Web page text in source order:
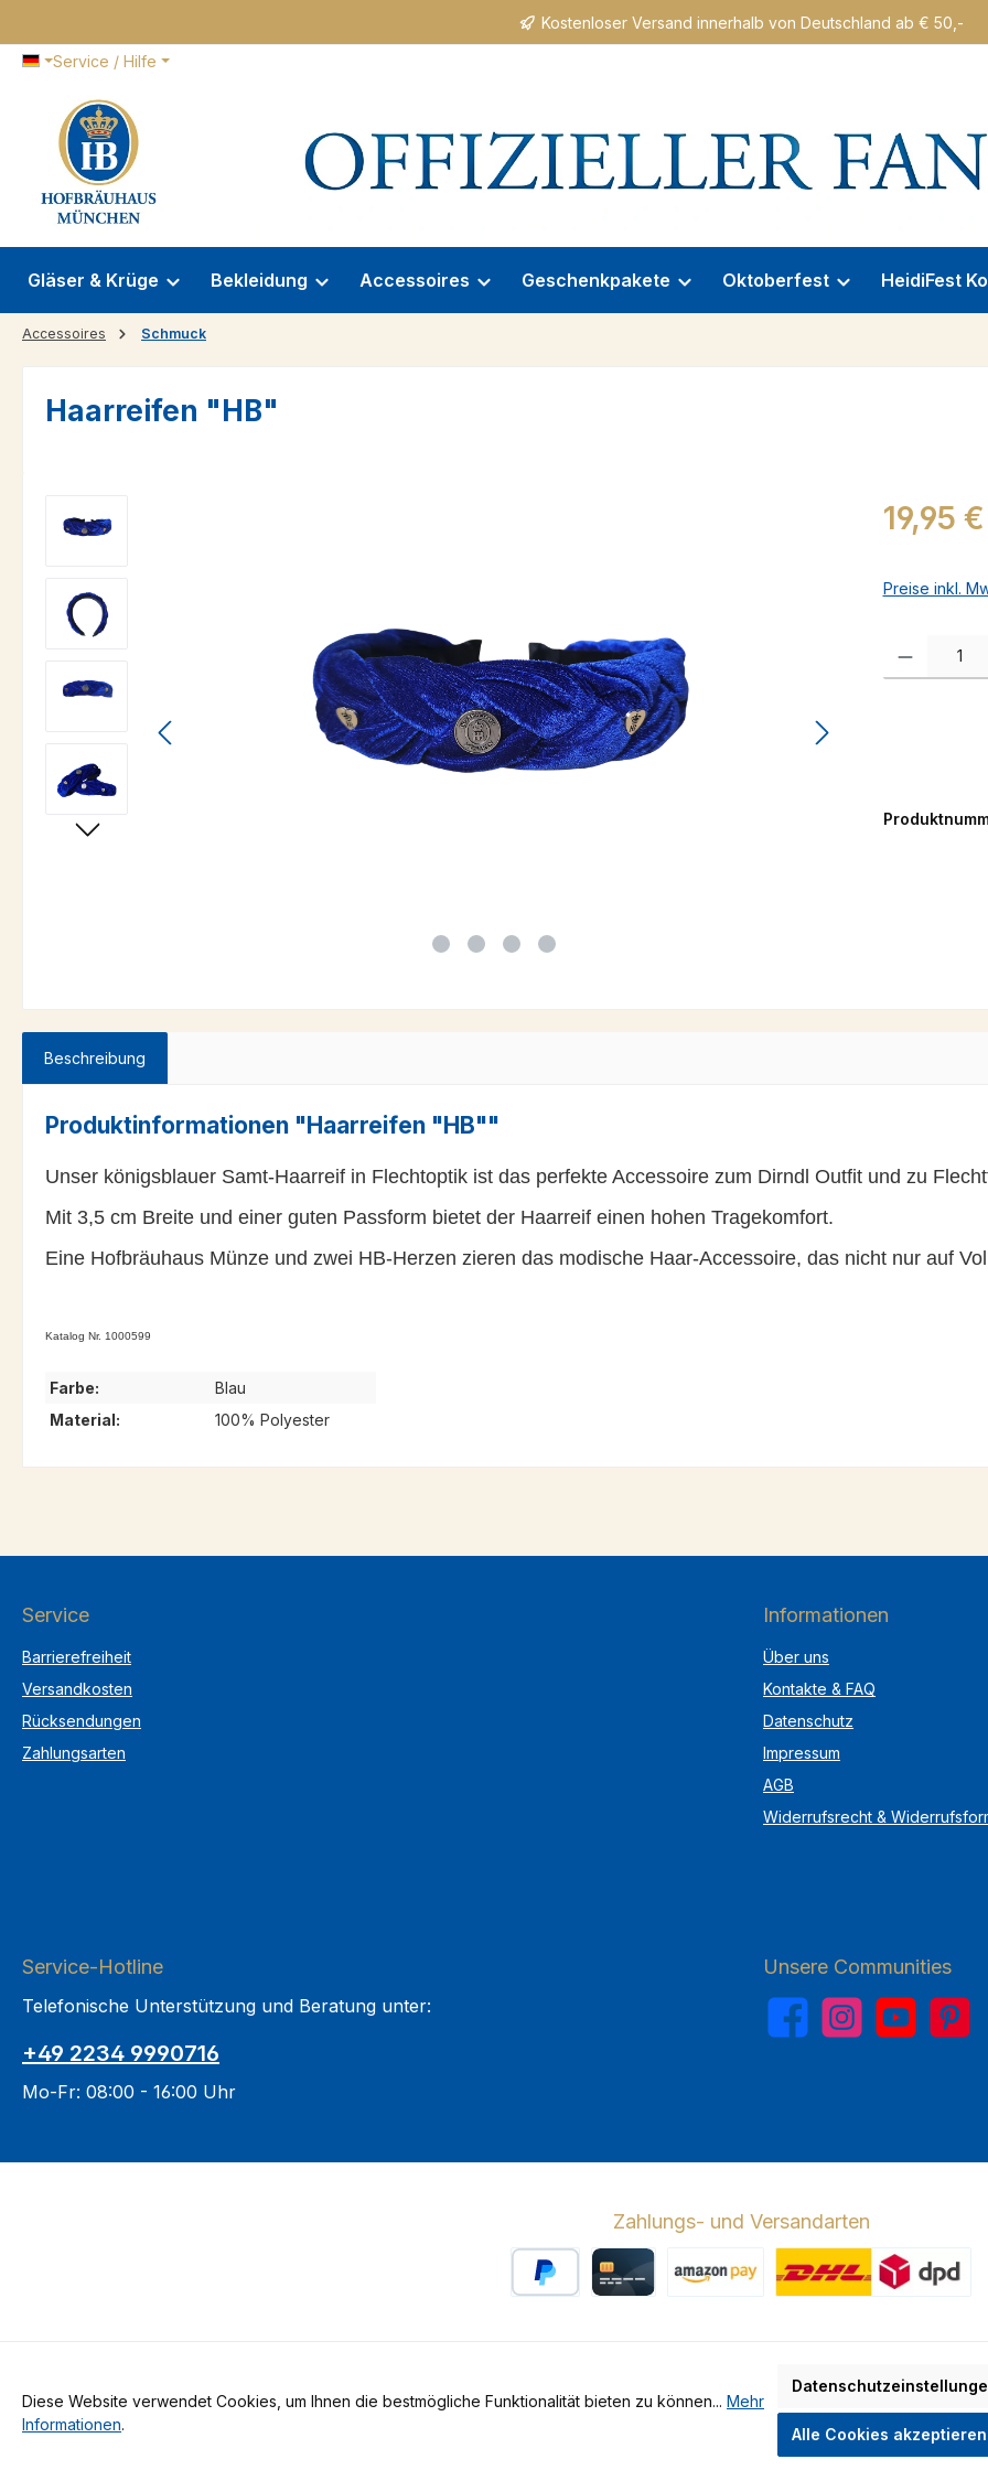
Kostenloser Versand innerhalb von Deutschland ab € 50,-
Service / Hilfe
Gläser & Krüge Bekleidung Accessoires Geschenkpakete Oktoberfest HeidiFest
Accessoires Schmuck
Haarreifen "HB"
Regulärer Preis:
19,95 €
Preise inkl.
Produkt
Beschreibung
Produktinformationen "Haarreifen "HB""
Unser königsblauer Samt-Haarreif in Flechtoptik ist das perfekte Accessoire zum Dirndl Outfit und zu
Mit 3,5 cm Breite und einer guten Passform bietet der Haarreif einen hohen Tragekomfort.
Eine Hofbräuhaus Münze und zwei HB-Herzen zieren das modische Haar-Accessoire, das nicht nur auf
Katalog Nr. 1000599
Farbe:
Blau
Material:
100% Polyester
Service
Barrierefreiheit
Versandkosten
Rücksendungen
Zahlungsarten
Informationen
Über uns
Kontakte & FAQ
Datenschutz
Impressum
AGB
Widerrufsrecht &
Service-Hotline
Telefonische Unterstützung und Beratung unter:
+49 2234 9990716
Mo-Fr: 08:00 - 16:00 Uhr
Unsere Communities
FacebookInstagramYouTubePinterest
Zahlungs- und Versandarten
Alle Preise inkl. gesetzl. Mehrwertsteuer zzgl. Versandkostenund ggf. Nachnahmegebühren,
Made by GEDAK
Diese Website verwendet Cookies, um Ihnen die bestmögliche Funktionalität bieten zu können... Mehr
Informationen.
Alle Cookies akzeptieren